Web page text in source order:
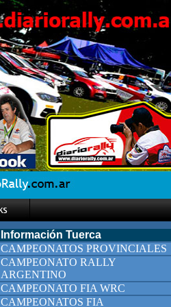
Información Tuerca
CAMPEONATOS PROVINCIALES
CAMPEONATO RALLY
ARGENTINO
CAMPEONATO FIA WRC
CAMPEONATOS FIA